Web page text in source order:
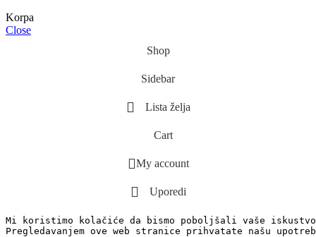
Korpa
Close
Shop
Sidebar
Lista želja
Cart
My account
Uporedi
Mi koristimo kolačiće da bismo poboljšali vaše
Pregledavanjem ove web stranice prihvatate našu